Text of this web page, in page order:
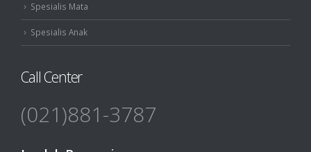
Spesialis Mata
Spesialis Anak
Call Center
(021)881-3787